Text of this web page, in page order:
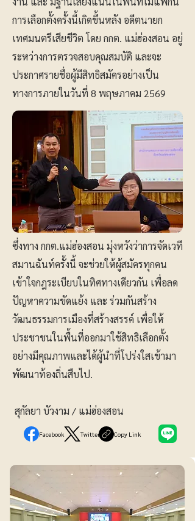
การเลือกตั้งครั้งนี้เกิดขึ้นหลัง อดีตนายก
เทศมนตรีเสียชีวิต โดย กกต. แม่ฮ่องสอน อยู่
ระหว่างการตรวจสอบคุณสมบัติ และจะ
ประกาศรายชื่อผู้มีสิทธิสมัครอย่างเป็น
ทางการภายในวันที่ 8 พฤษภาคม 2569
ซึ่งทาง กกต.แม่ฮ่องสอน มุ่งหวังว่าการจัดเวที
สมานฉันท์ครั้งนี้ จะช่วยให้ผู้สมัครทุกคน
เข้าใจกฎระเบียบในทิศทางเดียวกัน เพื่อลด
ปัญหาความขัดแย้ง และ ร่วมกันสร้าง
วัฒนธรรมการเมืองที่สร้างสรรค์ เพื่อให้
ประชาชนในพื้นที่ออกมาใช้สิทธิเลือกตั้ง
อย่างมีคุณภาพและได้ผู้นำที่โปร่งใสเข้ามา
พัฒนาท้องถิ่นสืบไป.
สุกัลยา บัวงาม / แม่ฮ่องสอน
Facebook Twitter Copy Link